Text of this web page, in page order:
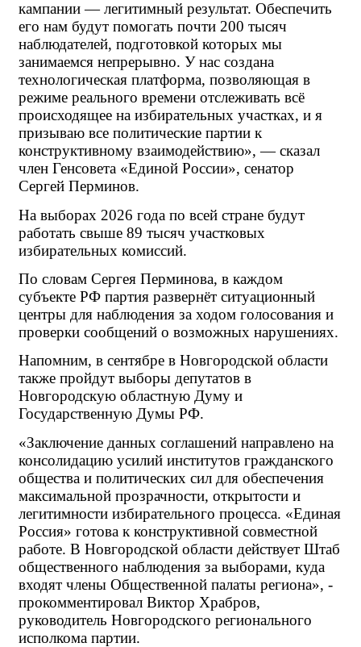
кампании — легитимный результат. Обеспечить
его нам будут помогать почти 200 тысяч
наблюдателей, подготовкой которых мы
занимаемся непрерывно. У нас создана
технологическая платформа, позволяющая в
режиме реального времени отслеживать всё
происходящее на избирательных участках, и я
призываю все политические партии к
конструктивному взаимодействию», — сказал
член Генсовета «Единой России», сенатор
Сергей Перминов.
На выборах 2026 года по всей стране будут
работать свыше 89 тысяч участковых
избирательных комиссий.
По словам Сергея Перминова, в каждом
субъекте РФ партия развернёт ситуационный
центры для наблюдения за ходом голосования и
проверки сообщений о возможных нарушениях.
Напомним, в сентябре в Новгородской области
также пройдут выборы депутатов в
Новгородскую областную Думу и
Государственную Думы РФ.
«Заключение данных соглашений направлено на
консолидацию усилий институтов гражданского
общества и политических сил для обеспечения
максимальной прозрачности, открытости и
легитимности избирательного процесса. «Единая
Россия» готова к конструктивной совместной
работе. В Новгородской области действует Штаб
общественного наблюдения за выборами, куда
входят члены Общественной палаты региона», -
прокомментировал Виктор Храбров,
руководитель Новгородского регионального
исполкома партии.